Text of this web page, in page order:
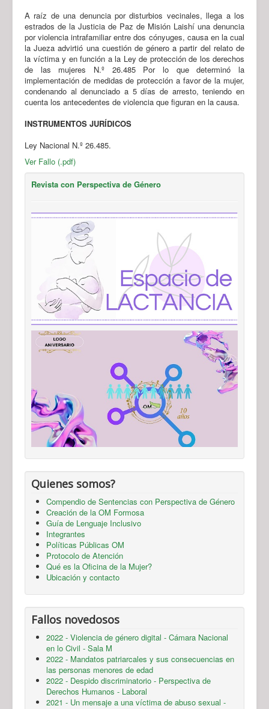
A raíz de una denuncia por disturbios vecinales, llega a los
estrados de la Justicia de Paz de Misión Laishí una denuncia
por violencia intrafamiliar entre dos cónyuges, causa en la cual
la Jueza advirtió una cuestión de género a partir del relato de
la víctima y en función a la Ley de protección de los derechos
de las mujeres N.º 26.485 Por lo que determinó la
implementación de medidas de protección a favor de la mujer,
condenando al denunciado a 5 días de arresto, teniendo en
cuenta los antecedentes de violencia que figuran en la causa.
INSTRUMENTOS JURÍDICOS
Ley Nacional N.º 26.485.
Ver Fallo (.pdf)
Revista con Perspectiva de Género
Quienes somos?
Compendio de Sentencias con Perspectiva de Género
Creación de la OM Formosa
Guía de Lenguaje Inclusivo
Integrantes
Políticas Públicas OM
Protocolo de Atención
Qué es la Oficina de la Mujer?
Ubicación y contacto
Fallos novedosos
2022 - Violencia de género digital - Cámara Nacional
en lo Civil - Sala M
2022 - Mandatos patriarcales y sus consecuencias en
las personas menores de edad
2022 - Despido discriminatorio - Perspectiva de
Derechos Humanos - Laboral
2021 - Un mensaje a una víctima de abuso sexual -